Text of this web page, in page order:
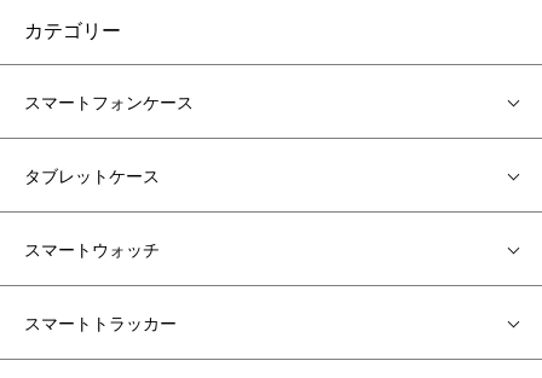
カテゴリー
スマートフォンケース
タブレットケース
スマートウォッチ
スマートトラッカー